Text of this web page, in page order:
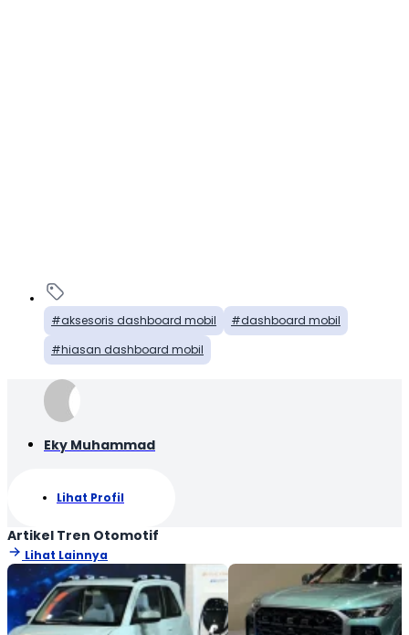
aksesoris dashboard mobil
dashboard mobil
hiasan dashboard mobil
Eky Muhammad
Lihat Profil
Artikel Tren Otomotif
Lihat Lainnya